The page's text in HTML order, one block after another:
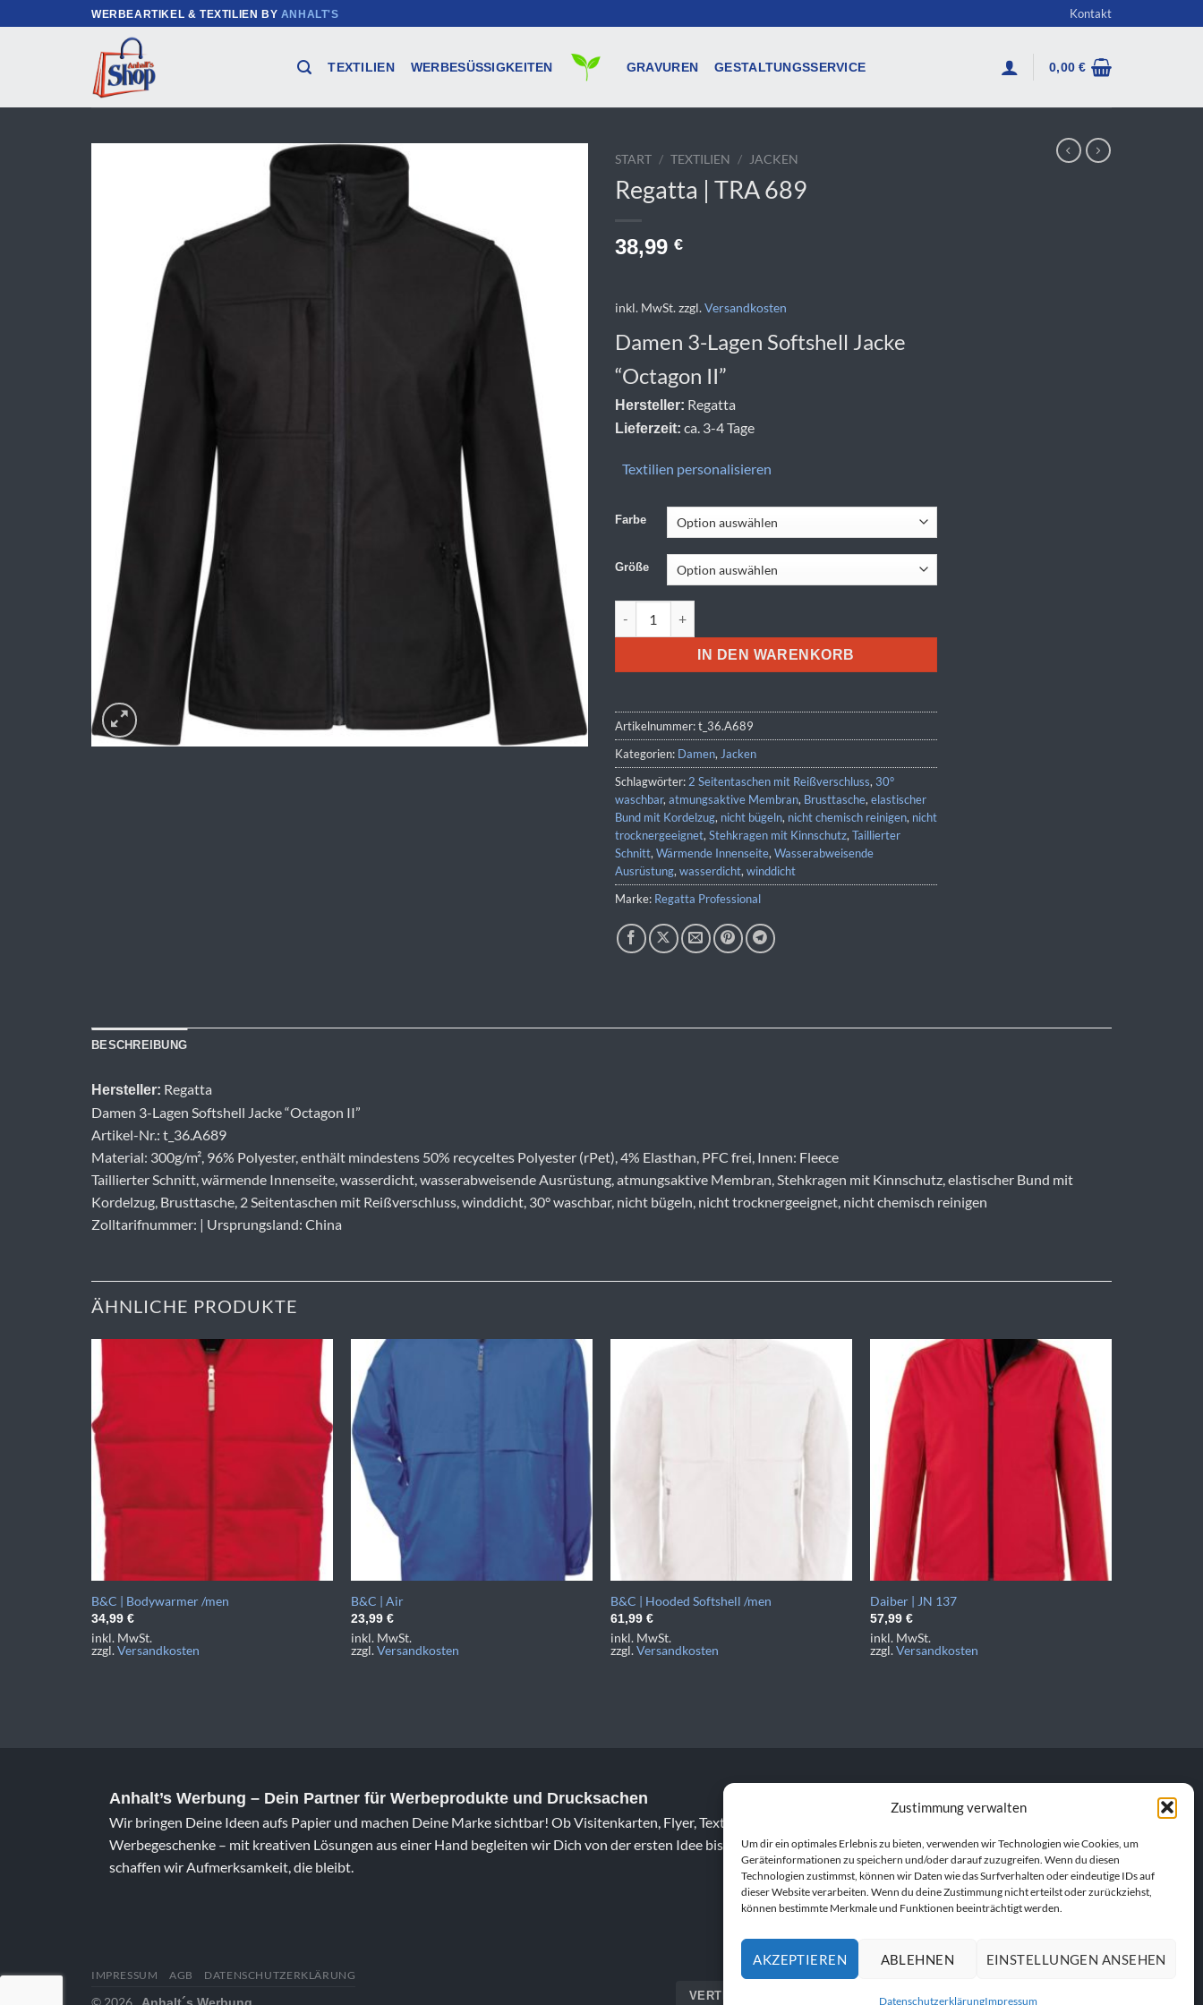
Zustimmung verwalten
Um dir ein optimales Erlebnis zu bieten, verwenden wir Technologien wie Cookies, um
Geräteinformationen zu speichern und/oder darauf zuzugreifen. Wenn du diesen
Technologien zustimmst, können wir Daten wie das Surfverhalten oder eindeutige IDs auf
dieser Website verarbeiten. Wenn du deine Zustimmung nicht erteilst oder zurückziehst,
können bestimmte Merkmale und Funktionen beeinträchtigt werden.
AKZEPTIEREN ABLEHNEN EINSTELLUNGEN ANSEHEN
DatenschutzerklärungImpressum
Inhalt
WERBEARTIKEL & TEXTILIEN BY ANHALT'S Kontakt
TEXTILIEN WERBESÜSSIGKEITEN GRAVUREN GESTALTUNGSSERVICE 0,00€
START / TEXTILIEN / JACKEN
Regatta | TRA 689
38,99 €
inkl. MwSt.zzgl.Versandkosten
Damen 3-Lagen Softshell Jacke
“Octagon II”
Hersteller: Regatta
Lieferzeit: ca. 3-4 Tage
Textilien personalisieren
Farbe
Größe
IN DEN WARENKORB
Artikelnummer:t_36.A689
Kategorien: Damen,Jacken
Schlagwörter:2 Seitentaschen mit Reißverschluss, 30°
waschbar,atmungsaktive Membran, Brusttasche,elastischer
Bund mit Kordelzug, nicht bügeln, nicht chemisch reinigen, nicht
trocknergeeignet,Stehkragen mit Kinnschutz,Taillierter
Schnitt,Wärmende Innenseite,Wasserabweisende
Ausrüstung,wasserdicht,winddicht
Marke: Regatta Professional
BESCHREIBUNG
Hersteller: Regatta
Damen 3-Lagen Softshell Jacke “Octagon II”
Artikel-Nr.: t_36.A689
Material: 300g/m², 96% Polyester, enthält mindestens 50% recyceltes Polyester (rPet), 4% Elasthan, PFC frei, Innen: Fleece
Taillierter Schnitt, wärmende Innenseite, wasserdicht, wasserabweisende Ausrüstung, atmungsaktive Membran, Stehkragen mit Kinnschutz, elastischer Bund mit
Kordelzug, Brusttasche, 2 Seitentaschen mit Reißverschluss, winddicht, 30° waschbar, nicht bügeln, nicht trocknergeeignet, nicht chemisch reinigen
Zolltarifnummer: | Ursprungsland: China
ÄHNLICHE PRODUKTE
B&C | Bodywarmer /men
34,99 €
inkl. MwSt.
zzgl.Versandkosten
B&C | Air
23,99 €
inkl. MwSt.
zzgl.Versandkosten
B&C | Hooded Softshell /men
61,99 €
inkl. MwSt.
zzgl.Versandkosten
Daiber | JN 137
57,99 €
inkl. MwSt.
zzgl.Versandkosten
Anhalt’s Werbung – Dein Partner für Werbeprodukte und Drucksachen
Wir bringen Deine Ideen aufs Papier und machen Deine Marke sichtbar! Ob Visitenkarten, Flyer, Textildruck oder personalisierte
Werbegeschenke – mit kreativen Lösungen aus einer Hand begleiten wir Dich von der ersten Idee bis zum fertigen Produkt. Gemeinsam
schaffen wir Aufmerksamkeit, die bleibt.
VERTRAG WIDERRUFEN
IMPRESSUM AGB DATENSCHUTZERKLÄRUNG
© 2026 Anhalt´s Werbung